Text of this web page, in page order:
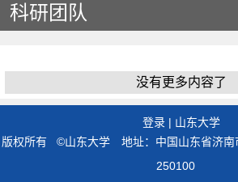
科研团队
没有更多内容了
登录 | 山东大学
版权所有 ©山东大学 地址：中国山东省济南
250100